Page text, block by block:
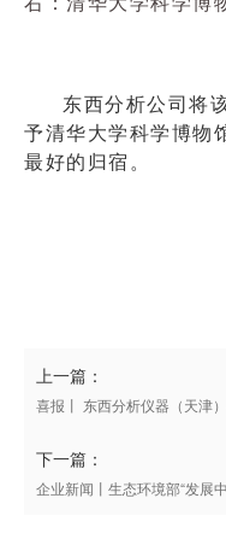
东西分析公司将
予清华大学科学博物
最好的归宿。
上一篇：
喜报丨 东西分析仪器（天津
下一篇：
企业新闻丨生态环境部“发展